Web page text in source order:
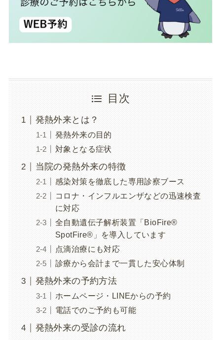
目次
発熱外来とは？
発熱外来の目的
対象となる症状
当院の発熱外来の特徴
感染対策を徹底した専用診察ブース
コロナ・インフルエンザなどの迅速検査
に対応
全自動遺伝子解析装置「BioFire®
SpotFire®」を導入しています
点滴治療にも対応
診療から会計まで一貫した安心体制
発熱外来の予約方法
ホームページ・LINEからの予約
電話でのご予約も可能
発熱外来の受診の流れ